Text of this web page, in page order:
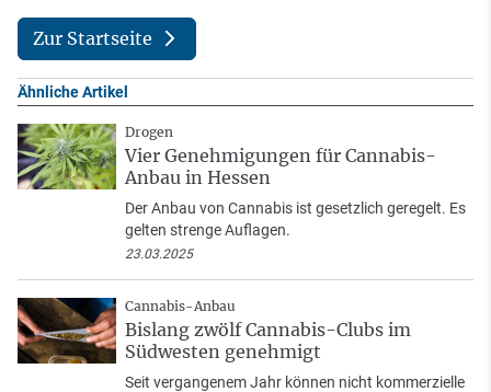
Zur Startseite
Ähnliche Artikel
Drogen
Vier Genehmigungen für Cannabis-
Anbau in Hessen
Der Anbau von Cannabis ist gesetzlich geregelt. Es
gelten strenge Auflagen.
23.03.2025
Cannabis-Anbau
Bislang zwölf Cannabis-Clubs im
Südwesten genehmigt
Seit vergangenem Jahr können nicht kommerzielle